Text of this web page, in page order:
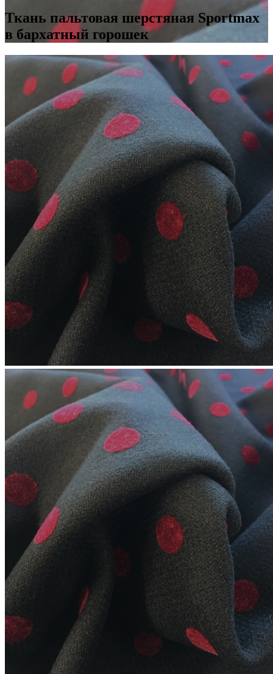
Ткань пальтовая шерстяная Sportmax
в бархатный горошек